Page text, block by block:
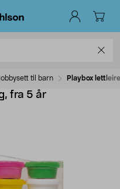
til barn Playbox
fra 5 år